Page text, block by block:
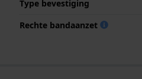
Type bevestiging
Rechte bandaanzet